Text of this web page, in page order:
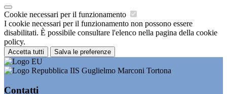
Cookie necessari per il funzionamento
I cookie necessari per il funzionamento non possono essere
disabilitati. È possibile consultare l'elenco nella pagina della cookie
policy.
Accetta tutti Salva le preferenze
IIS Guglielmo Marconi Tortona
Contatti